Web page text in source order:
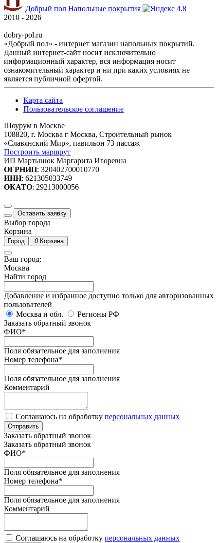
Добрый пол Напольные покрытия
4.8
2010 - 2026
dobry-pol.ru
«Добрый пол» - интернет магазин напольных покрытий.
Данный интернет-сайт носит исключительно
информационный характер, вся информация носит
ознакомительный характер и ни при каких условиях не
является публичной офертой.
Карта сайта
Пользовательское соглашение
Шоурум в Москве
108820, г. Москва г Москва, Строительный рынок
«Славянский Мир», павильон 73 пассаж
Построить маршрут
ИП Мартынюк Маргарита Игоревна
ОГРНИП: 320402700010770
ИНН: 621305033749
ОКАТО: 29213000056
Оставить заявку
Выбор города
Корзина
Город 0 Корзина
Ваш город:
Москва
Найти город
Добавление и избранное доступно только для авторизованных
пользователей
Москва и обл.
Регионы РФ
Заказать обратный звонок
ФИО*
Поля обязательное для заполнения
Номер телефона*
Поля обязательное для заполнения
Комментарий
Соглашаюсь на обработку персональных данных
Отправить
Заказать обратный звонок
Заказать обратный звонок
ФИО*
Поля обязательное для заполнения
Номер телефона*
Поля обязательное для заполнения
Комментарий
Соглашаюсь на обработку персональных данных